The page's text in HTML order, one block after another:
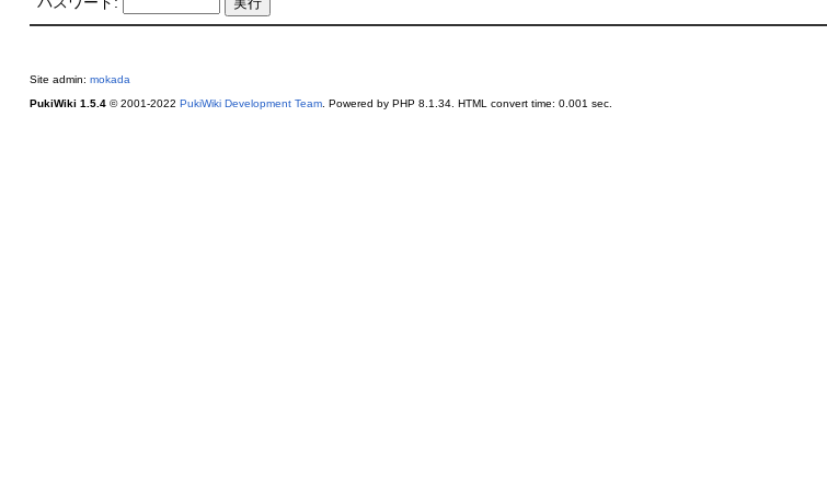
Site admin: mokada
PukiWiki 1.5.4© 2001-2022 PukiWiki Development Team. Powered by PHP 8.1.34. HTML convert time: 0.001 sec.